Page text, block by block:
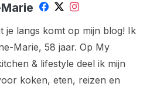
je langs komt op mijn blog! Ik
Marie, 58 jaar. Op My
& lifestyle deel ik mijn
koken, eten, reizen en